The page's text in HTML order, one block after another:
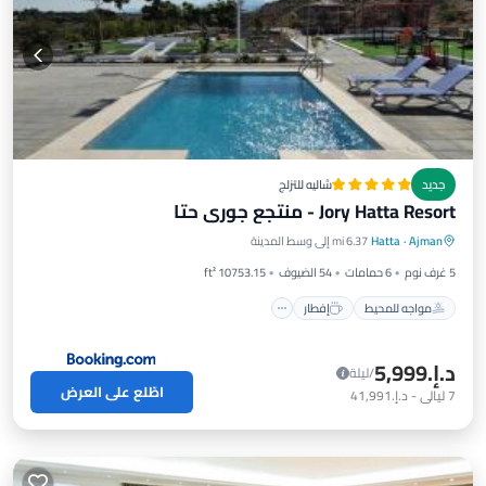
جديد شاليه للتزلج
Jory Hatta Resort - منتجع جوري حتا
Ajman
·
Hatta6.37 mi إلى وسط المدينة
5 غرف نوم
6 حمامات 54 الضيوف
10753.15 ft²
مواجه للمحيط
إفطار
مواجه للمحيط إفطار
موقف سيارات
مسبح
د.إ.‏5,999
/ليلة
7ليالي- د.إ.‏41,991 اطّلع على العرض